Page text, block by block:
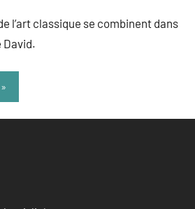
l’art classique se combinent dans
David.